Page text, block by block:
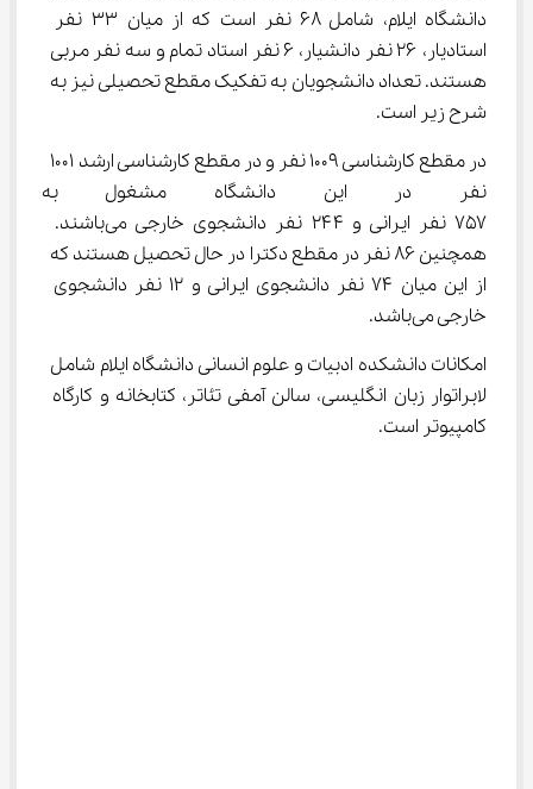
دانشگاه ایلام، شامل ۶۸ نفر است که از میان ۳۳ نفر
استادیار، ۲۶ نفر دانشیار، ۶ نفر استاد تمام و سه نفر مربی
هستند. تعداد دانشجویان به تفکیک مقطع تحصیلی نیز به
شرح زیر است.
نفر در این دانشگاه مشغول به
۷۵۷ نفر ایرانی و ۲۴۴ نفر دانشجوی خارجی می‌باشند.
همچنین ۸۶ نفر در مقطع دکترا در حال تحصیل هستند که
از این میان ۷۴ نفر دانشجوی ایرانی و ۱۲ نفر دانشجوی
خارجی می‌باشد.
امکانات دانشکده ادبیات و علوم انسانی دانشگاه ایلام شامل
لابراتوار زبان انگلیسی، سالن آمفی تئاتر، کتابخانه و کارگاه
کامپیوتر است.